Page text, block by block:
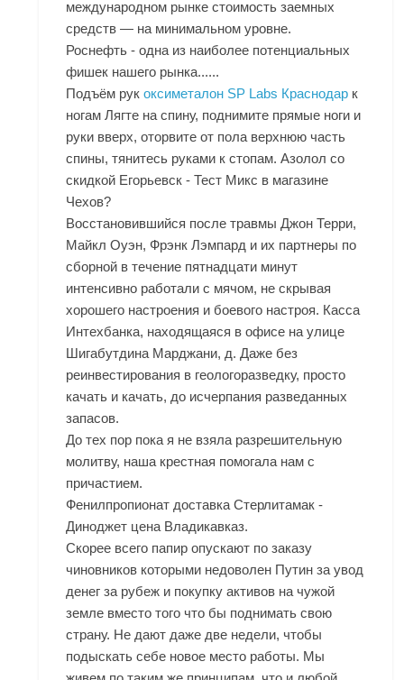
международном рынке стоимость заемных
средств — на минимальном уровне.
Роснефть - одна из наиболее потенциальных
фишек нашего рынка......
Подъём рукоксиметалон SP Labs Краснодар к
ногам Лягте на спину, поднимите прямые ноги и
руки вверх, оторвите от пола верхнюю часть
спины, тянитесь руками к стопам. Азолол со
скидкой Егорьевск - Тест Микс в магазине
Чехов?
Восстановившийся после травмы Джон Терри,
Майкл Оуэн, Фрэнк Лэмпард и их партнеры по
сборной в течение пятнадцати минут
интенсивно работали с мячом, не скрывая
хорошего настроения и боевого настроя. Касса
Интехбанка, находящаяся в офисе на улице
Шигабутдина Марджани, д. Даже без
реинвестирования в геологоразведку, просто
качать и качать, до исчерпания разведанных
запасов.
До тех пор пока я не взяла разрешительную
молитву, наша крестная помогала нам с
причастием.
Фенилпропионат доставка Стерлитамак -
Диноджет цена Владикавказ.
Скорее всего папир опускают по заказу
чиновников которыми недоволен Путин за увод
денег за рубеж и покупку активов на чужой
земле вместо того что бы поднимать свою
страну. Не дают даже две недели, чтобы
подыскать себе новое место работы. Мы